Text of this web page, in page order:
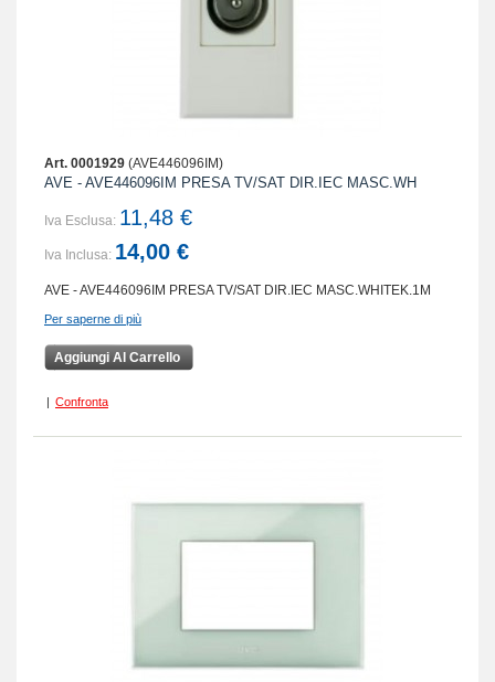
Art. 0001929 (AVE446096IM)
AVE - AVE446096IM PRESA TV/SAT DIR.IEC MASC.WH
Iva Esclusa: 11,48 €
Iva Inclusa: 14,00 €
AVE - AVE446096IM PRESA TV/SAT DIR.IEC MASC.WHITEK.1M
Per saperne di più
Aggiungi Al Carrello
| Confronta